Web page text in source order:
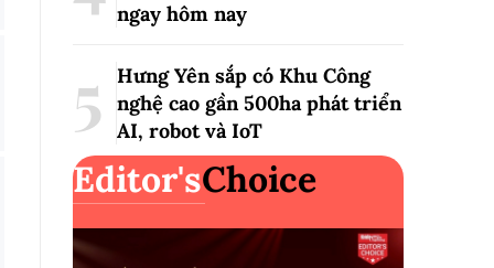
ngay hôm nay
Hưng Yên sắp có Khu Công
nghệ cao gần 500ha phát triển
AI, robot và IoT
Editor'sChoice